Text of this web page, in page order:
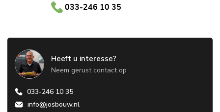
033-246 10 35
Heeft u interesse?
Neem gerust contact op
033-246 10 35
info@josbouw.nl